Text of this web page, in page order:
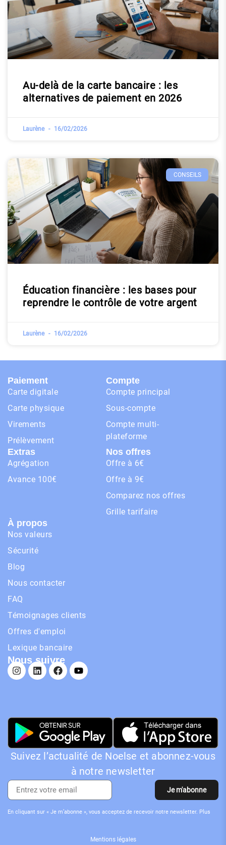
Au-delà de la carte bancaire : les
alternatives de paiement en 2026
Laurène 16/02/2026
CONSEILS
Éducation financière : les bases pour
reprendre le contrôle de votre argent
Laurène 16/02/2026
Paiement
Carte digitale
Carte physique
Virements
Prélèvement
Compte
Compte principal
Sous-compte
Compte multi-
plateforme
Extras
Agrégation
Avance 100€
Nos offres
Offre à 6€
Offre à 9€
Comparez nos offres
Grille tarifaire
À propos
Nos valeurs
Sécurité
Blog
Nous contacter
FAQ
Témoignages clients
Offres d'emploi
Lexique bancaire
Nous suivre
Suivez l’actualité de Noelse et abonnez-vous
à notre newsletter
Je m'abonne
En cliquant sur « Je m’abonne », vous acceptez de recevoir notre newsletter. Plus
Mentions légales